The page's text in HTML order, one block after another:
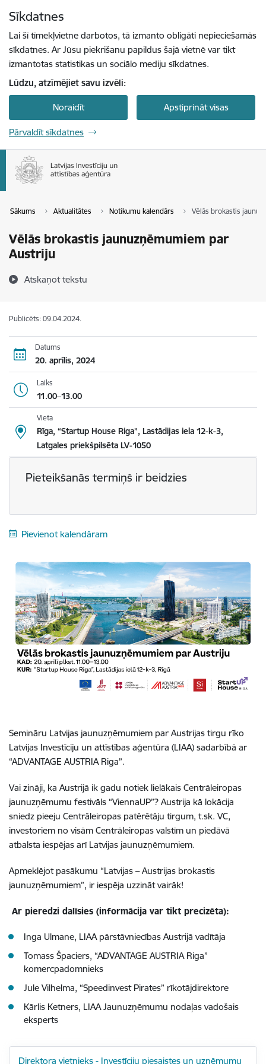
Sīkdatnes
Lai šī tīmekļvietne darbotos, tā izmanto obligāti nepieciešamās
sīkdatnes. Ar Jūsu piekrišanu papildus šajā vietnē var tikt
izmantotas statistikas un sociālo mediju sīkdatnes.
Lūdzu, atzīmējiet savu izvēli:
Noraidīt Apstiprināt visas
Pārvaldīt sīkdatnes
Sākums Aktualitātes Notikumu kalendārs Vēlās brokastis
Vēlās brokastis jaunuzņēmumiem par
Austriju
Atskaņot tekstu
Publicēts: 09.04.2024.
Datums
20. aprīlis, 2024
Laiks
11.00–13.00
Vieta
Rīga, “Startup House Riga”, Lastādijas iela 12-k-3,
Latgales priekšpilsēta LV-1050
Pieteikšanās termiņš ir beidzies
Pievienot kalendāram
Semināru Latvijas jaunuzņēmumiem par Austrijas tirgu rīko
Latvijas Investīciju un attīstības aģentūra (LIAA) sadarbībā ar
“ADVANTAGE AUSTRIA Riga”.
Vai zināji, ka Austrijā ik gadu notiek lielākais Centrāleiropas
jaunuzņēmumu festivāls “ViennaUP”? Austrija kā lokācija
sniedz pieeju Centrāleiropas patērētāju tirgum, t.sk. VC,
investoriem no visām Centrāleiropas valstīm un piedāvā
atbalsta iespējas arī Latvijas jaunuzņēmumiem.
Apmeklējot pasākumu “Latvijas – Austrijas brokastis
jaunuzņēmumiem”, ir iespēja uzzināt vairāk!
Ar pieredzi dalīsies (informācija var tikt precizēta):
Inga Ulmane, LIAA pārstāvniecības Austrijā vadītāja
Tomass Špaciers, “ADVANTAGE AUSTRIA Riga”
komercpadomnieks
Jule Vilhelma, “Speedinvest Pirates” rīkotājdirektore
Kārlis Ketners, LIAA Jaunuzņēmumu nodaļas vadošais
eksperts
Direktora vietnieks - Investīciju piesaistes un uzņēmumu